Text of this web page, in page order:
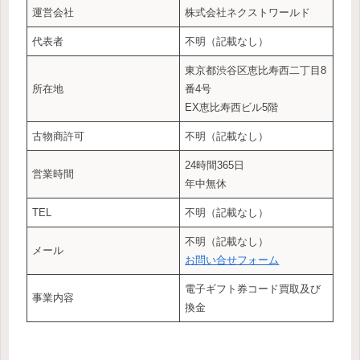
運営会社 株式会社ネクストワールド
代表者 不明（記載なし）
所在地
東京都渋谷区恵比寿西二丁目8
番4号
EX恵比寿西ビル5階
古物商許可 不明（記載なし）
営業時間
24時間365日
年中無休
TEL 不明（記載なし）
メール
不明（記載なし）
お問い合せフォーム
事業内容
電子ギフト券コード買取及び
換金